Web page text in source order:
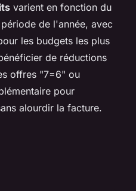
varient en fonction du
de l'année, avec
les budgets les plus
de réductions
offres "7=6" ou
pour
alourdir la facture.